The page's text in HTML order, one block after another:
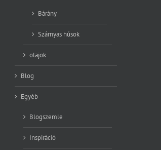
Bárány
Szárnyas húsok
olajok
Blog
Egyéb
Blogszemle
Inspiráció